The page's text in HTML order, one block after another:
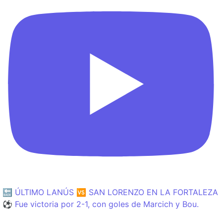
🔙 ÚLTIMO LANÚS 🆚 SAN LORENZO EN LA FORTALEZA
⚽️ Fue victoria por 2-1, con goles de Marcich y Bou.